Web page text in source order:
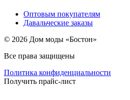
Оптовым покупателям
Давальческие заказы
© 2026 Дом моды «Бостон»
Все права защищены
Политика конфиденциальности
Получить прайс-лист